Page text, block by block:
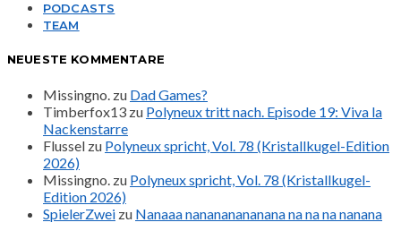
PODCASTS
TEAM
NEUESTE KOMMENTARE
Missingno. zu Dad Games?
Timberfox13 zu Polyneux tritt nach. Episode 19: Viva la
Nackenstarre
Flussel zu Polyneux spricht, Vol. 78 (Kristallkugel-Edition
2026)
Missingno. zu Polyneux spricht, Vol. 78 (Kristallkugel-
Edition 2026)
SpielerZwei zu Nanaaa nanananananana na na na nanana